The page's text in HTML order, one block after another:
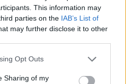
This information may
parties on the IAB’s List of
may further disclose it to other
app uses one or more Google
behaviour. You may click to
Opt Outs
Sharing of my
στην καρδιά της Αθήνας